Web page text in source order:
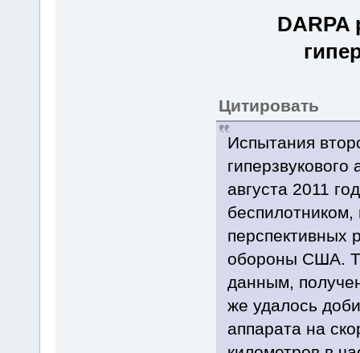
DARPA
Цитировать
Испытания
августа 2011
беспилотником,
перспективных
обороны США.
данным,
же удалось
аппарата на